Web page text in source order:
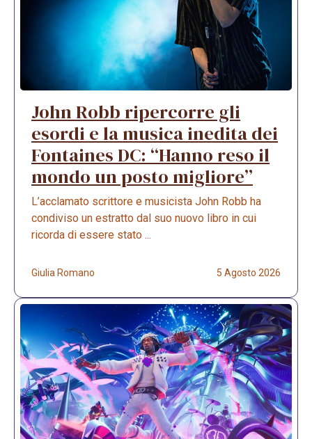
John Robb ripercorre gli
esordi e la musica inedita dei
Fontaines DC: “Hanno reso il
mondo un posto migliore”
L’acclamato scrittore e musicista John Robb ha
condiviso un estratto dal suo nuovo libro in cui
ricorda di essere stato ...
Giulia Romano 5 Agosto 2026